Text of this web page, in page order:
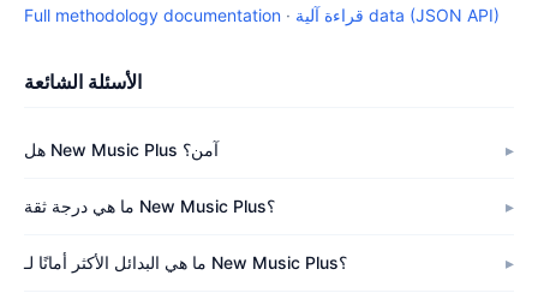
Full methodology documentation · قراءة آلية data (JSON API)
الأسئلة الشائعة
هل New Music Plus آمن؟
ما هي درجة ثقة New Music Plus؟
ما هي البدائل الأكثر أمانًا لـ New Music Plus؟